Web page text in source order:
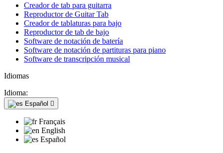
Creador de tab para guitarra
Reproductor de Guitar Tab
Creador de tablaturas para bajo
Reproductor de tab de bajo
Software de notación de batería
Software de notación de partituras para piano
Software de transcripción musical
Idiomas
Idioma:
Español 
Français
English
Español